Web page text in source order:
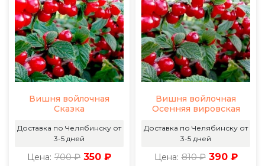
Вишня войлочная
Сказка
Доставка по Челябинску от
3-5 дней
Цена: 700 ₽ 350 ₽
Вишня войлочная
Осенняя вировская
Доставка по Челябинску от
3-5 дней
Цена: 810 ₽ 390 ₽